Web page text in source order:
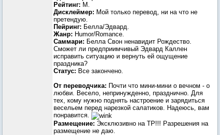
Рейтинг: М.
Дисклеймер: Мой только перевод, ни на что не
претендую.
Пейринг: Белла/Эдвард.
Жанр: Humor/Romance.
Саммари: Белла Свон ненавидит Рождество.
Сможет ли предприимчивый Эдвард Каллен
исправить ситуацию и вернуть ей ощущение
праздника?
Статус: Все закончено.
От переводчика: Почти что мини-мини о вечном - о
любви. Весело, непринужденно, празднично. Для
тех, кому нужно поднять настроение и зарядиться
весельем перед нарезкой салатиков. Надеюсь, вам
понравится.
Размещение: Эксклюзивно на ТР!!! Разрешения на
размещение не даю.